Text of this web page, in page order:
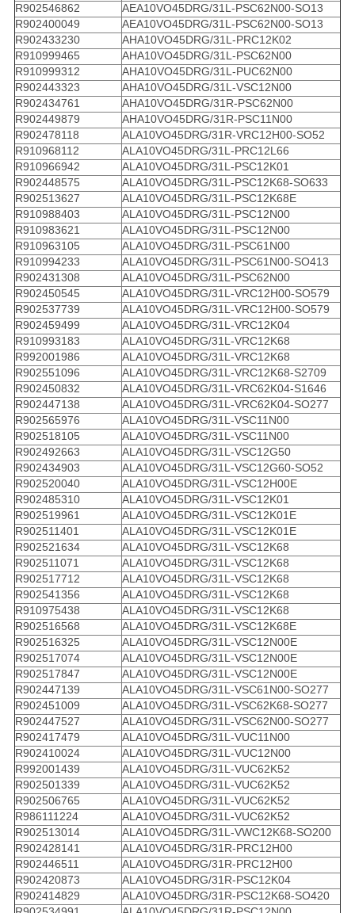
R902546862
AEA10VO45DRG/31L-PSC62N00-SO13
R902400049
AEA10VO45DRG/31L-PSC62N00-SO13
R902433230
AHA10VO45DRG/31L-PRC12K02
R910999465
AHA10VO45DRG/31L-PSC62N00
R910999312
AHA10VO45DRG/31L-PUC62N00
R902443323
AHA10VO45DRG/31L-VSC12N00
R902434761
AHA10VO45DRG/31R-PSC62N00
R902449879
AHA10VO45DRG/31R-PSC11N00
R902478118
ALA10VO45DRG/31R-VRC12H00-SO52
R910968112
ALA10VO45DRG/31L-PRC12L66
R910966942
ALA10VO45DRG/31L-PSC12K01
R902448575
ALA10VO45DRG/31L-PSC12K68-SO633
R902513627
ALA10VO45DRG/31L-PSC12K68E
R910988403
ALA10VO45DRG/31L-PSC12N00
R910983621
ALA10VO45DRG/31L-PSC12N00
R910963105
ALA10VO45DRG/31L-PSC61N00
R910994233
ALA10VO45DRG/31L-PSC61N00-SO413
R902431308
ALA10VO45DRG/31L-PSC62N00
R902450545
ALA10VO45DRG/31L-VRC12H00-SO579
R902537739
ALA10VO45DRG/31L-VRC12H00-SO579
R902459499
ALA10VO45DRG/31L-VRC12K04
R910993183
ALA10VO45DRG/31L-VRC12K68
R992001986
ALA10VO45DRG/31L-VRC12K68
R902551096
ALA10VO45DRG/31L-VRC12K68-S2709
R902450832
ALA10VO45DRG/31L-VRC62K04-S1646
R902447138
ALA10VO45DRG/31L-VRC62K04-SO277
R902565976
ALA10VO45DRG/31L-VSC11N00
R902518105
ALA10VO45DRG/31L-VSC11N00
R902492663
ALA10VO45DRG/31L-VSC12G50
R902434903
ALA10VO45DRG/31L-VSC12G60-SO52
R902520040
ALA10VO45DRG/31L-VSC12H00E
R902485310
ALA10VO45DRG/31L-VSC12K01
R902519961
ALA10VO45DRG/31L-VSC12K01E
R902511401
ALA10VO45DRG/31L-VSC12K01E
R902521634
ALA10VO45DRG/31L-VSC12K68
R902511071
ALA10VO45DRG/31L-VSC12K68
R902517712
ALA10VO45DRG/31L-VSC12K68
R902541356
ALA10VO45DRG/31L-VSC12K68
R910975438
ALA10VO45DRG/31L-VSC12K68
R902516568
ALA10VO45DRG/31L-VSC12K68E
R902516325
ALA10VO45DRG/31L-VSC12N00E
R902517074
ALA10VO45DRG/31L-VSC12N00E
R902517847
ALA10VO45DRG/31L-VSC12N00E
R902447139
ALA10VO45DRG/31L-VSC61N00-SO277
R902451009
ALA10VO45DRG/31L-VSC62K68-SO277
R902447527
ALA10VO45DRG/31L-VSC62N00-SO277
R902417479
ALA10VO45DRG/31L-VUC11N00
R902410024
ALA10VO45DRG/31L-VUC12N00
R992001439
ALA10VO45DRG/31L-VUC62K52
R902501339
ALA10VO45DRG/31L-VUC62K52
R902506765
ALA10VO45DRG/31L-VUC62K52
R986111224
ALA10VO45DRG/31L-VUC62K52
R902513014
ALA10VO45DRG/31L-VWC12K68-SO200
R902428141
ALA10VO45DRG/31R-PRC12H00
R902446511
ALA10VO45DRG/31R-PRC12H00
R902420873
ALA10VO45DRG/31R-PSC12K04
R902414829
ALA10VO45DRG/31R-PSC12K68-SO420